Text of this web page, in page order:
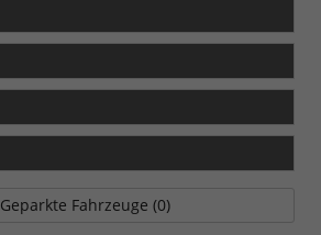
Geparkte Fahrzeuge (0)